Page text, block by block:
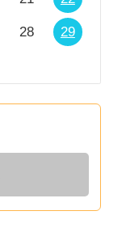
28 29